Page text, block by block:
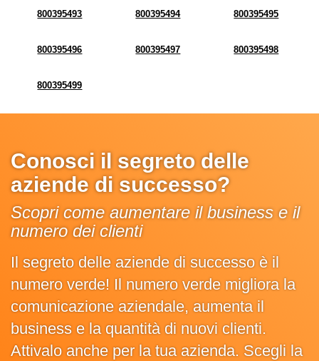
800395493 800395494 800395495
800395496 800395497 800395498
800395499
Conosci il segreto delle
aziende di successo?
Scopri come aumentare il business e il
numero dei clienti
Il segreto delle aziende di successo è il
numero verde! Il numero verde migliora la
comunicazione aziendale, aumenta il
business e la quantità di nuovi clienti.
Attivalo anche per la tua azienda. Scegli la